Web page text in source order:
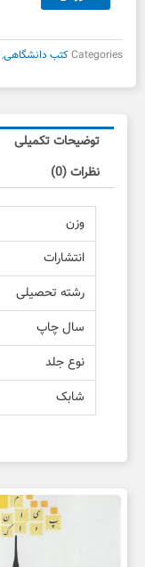
زندگی
هگمتانه
دست
دوم
Categoriesکتب دانشگاهی,
توضیحات تکمیلی
نظرات (0)
وزن
انتشارات
رشته تحصیلی
سال چاپ
نوع جلد
شابک
قیمت
اصلی
بود.